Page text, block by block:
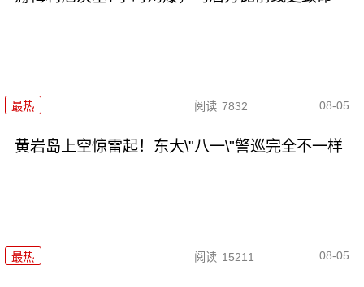
最热 阅读 7832 08-05
黄岩岛上空惊雷起！东大\"八一\"警巡完全不一样
最热 阅读 15211 08-05